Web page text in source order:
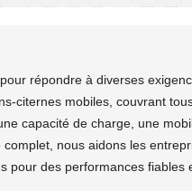
répondre à diverses
citernes mobiles, couvrant
capacité de charge, une
nous aidons les
pour des performances fiables